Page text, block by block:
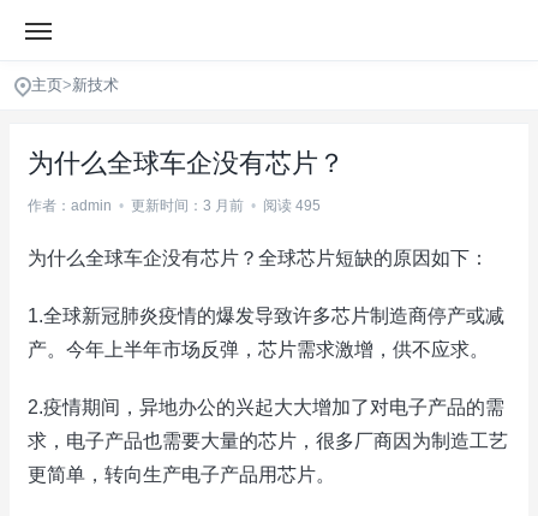
主页>新技术
为什么全球车企没有芯片？
作者：admin • 更新时间：3 月前 • 阅读 495
为什么全球车企没有芯片？全球芯片短缺的原因如下：
1.全球新冠肺炎疫情的爆发导致许多芯片制造商停产或减
产。今年上半年市场反弹，芯片需求激增，供不应求。
2.疫情期间，异地办公的兴起大大增加了对电子产品的需
求，电子产品也需要大量的芯片，很多厂商因为制造工艺
更简单，转向生产电子产品用芯片。